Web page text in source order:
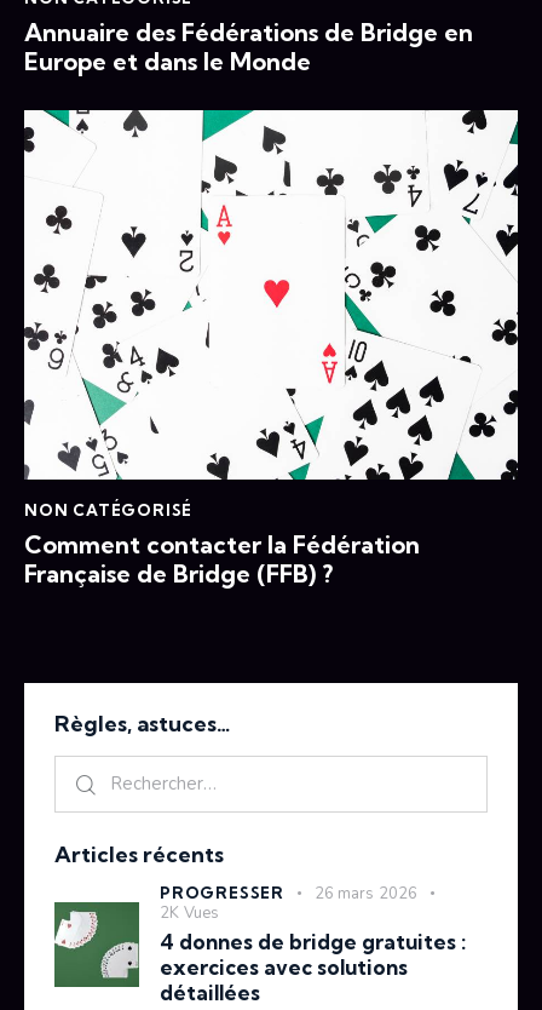
Annuaire des Fédérations de Bridge en
Europe et dans le Monde
NON CATÉGORISÉ
Comment contacter la Fédération
Française de Bridge (FFB) ?
Règles, astuces…
Articles récents
PROGRESSER
26 mars 2026
2K Vues
4 donnes de bridge gratuites :
exercices avec solutions
détaillées